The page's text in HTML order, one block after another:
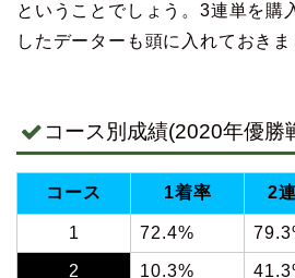
ということでしょう。3連単を購
したデーターも頭に入れておきま
コース別成績(2020年優勝
コース 1着率 2
1 72.4%
2 10.3%